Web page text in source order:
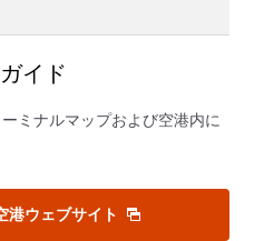
イド
ミナルマップおよび空港内に
港ウェブサイト